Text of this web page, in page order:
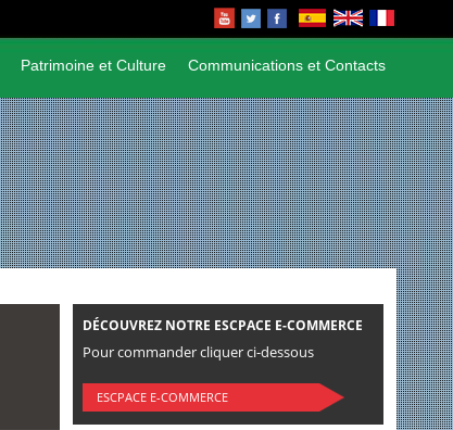
Patrimoine et Culture Communications et Contacts
DÉCOUVREZ NOTRE ESCPACE E-COMMERCE
Pour commander cliquer ci-dessous
ESCPACE E-COMMERCE